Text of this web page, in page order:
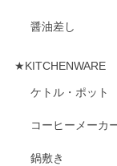
醤油差し
★KITCHENWARE
ケトル・ポット
コーヒーメーカ
鍋敷き